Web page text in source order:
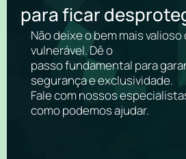
para ficar
Não deixe o bem mais
vulnerável. Dê o
passo fundamental para
segurança e exclusividade.
Fale com nossos
como podemos ajudar.